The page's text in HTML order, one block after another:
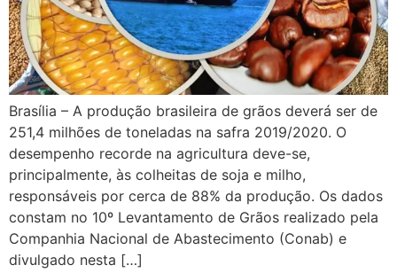
Brasília – A produção brasileira de grãos deverá ser de
251,4 milhões de toneladas na safra 2019/2020. O
desempenho recorde na agricultura deve-se,
principalmente, às colheitas de soja e milho,
responsáveis por cerca de 88% da produção. Os dados
constam no 10º Levantamento de Grãos realizado pela
Companhia Nacional de Abastecimento (Conab) e
divulgado nesta […]